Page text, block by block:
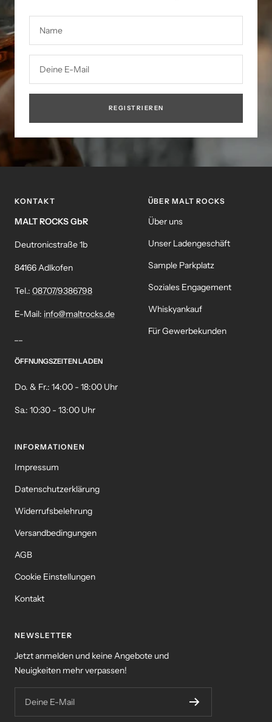
Name
Deine E-Mail
REGISTRIEREN
KONTAKT
MALT ROCKS GbR
Deutronicstraße 1b
84166 Adlkofen
Tel.: 08707/9386798
E-Mail: info@maltrocks.de
ÖFFNUNGSZEITEN LADEN
Do. & Fr.: 14:00 - 18:00 Uhr
Sa.: 10:30 - 13:00 Uhr
ÜBER MALT ROCKS
Über uns
Unser Ladengeschäft
Sample Parkplatz
Soziales Engagement
Whiskyankauf
Für Gewerbekunden
INFORMATIONEN
Impressum
Datenschutzerklärung
Widerrufsbelehrung
Versandbedingungen
AGB
Cookie Einstellungen
Kontakt
NEWSLETTER
Jetzt anmelden und keine Angebote und
Neuigkeiten mehr verpassen!
Deine E-Mail